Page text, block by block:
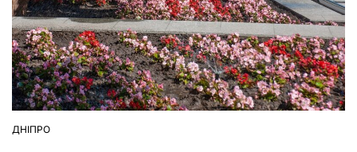
ОПУБЛІКУВАТИ
ДНІПРО